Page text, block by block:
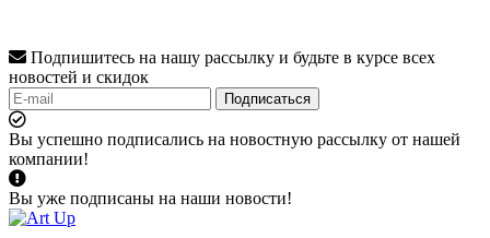
Подпишитесь на нашу рассылку и будьте в курсе всех
новостей и скидок
Подписаться
Вы успешно подписались на новостную рассылку от нашей
компании!
Вы уже подписаны на наши новости!